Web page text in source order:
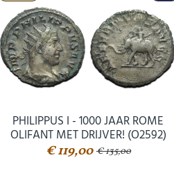
PHILIPPUS I - 1000 JAAR ROME
OLIFANT MET DRIJVER! (O2592)
€ 119,00 € 135,00